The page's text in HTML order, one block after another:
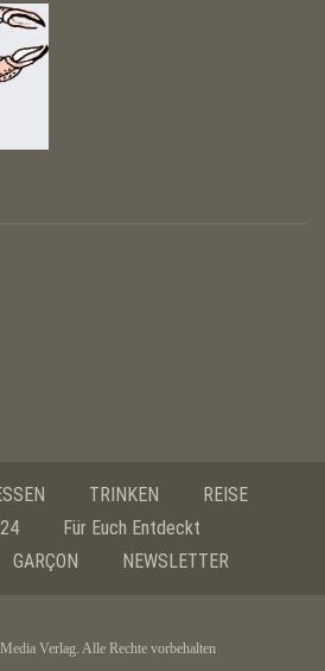
TRINKEN
REISE
Für Euch Entdeckt
GARÇON NEWSLETTER
Verlag. Alle Rechte vorbehalten